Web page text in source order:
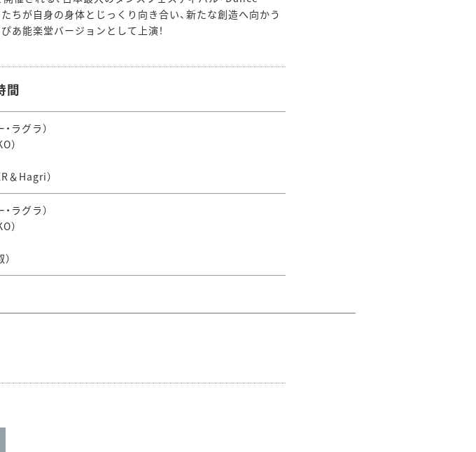
ちが自身の身体とじっくり向き合い、新たな創造へ向かう
あ能楽堂バージョンとして上演！
間
ラグラ）
）
＆Hagri）
ラグラ）
）